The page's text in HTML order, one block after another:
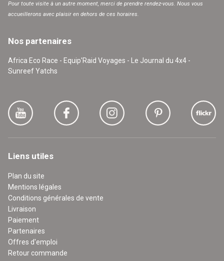
Pour toute visite à un autre moment, merci de prendre rendez-vous. Nous vous
accueillerons avec plaisir en dehors de ces horaires.
Nos partenaires
Africa Eco Race - Equip'Raid Voyages - Le Journal du 4x4 -
Sunreef Yatchs
Liens utiles
Plan du site
Mentions légales
Conditions générales de vente
Livraison
Paiement
Partenaires
Offres d'emploi
Retour commande